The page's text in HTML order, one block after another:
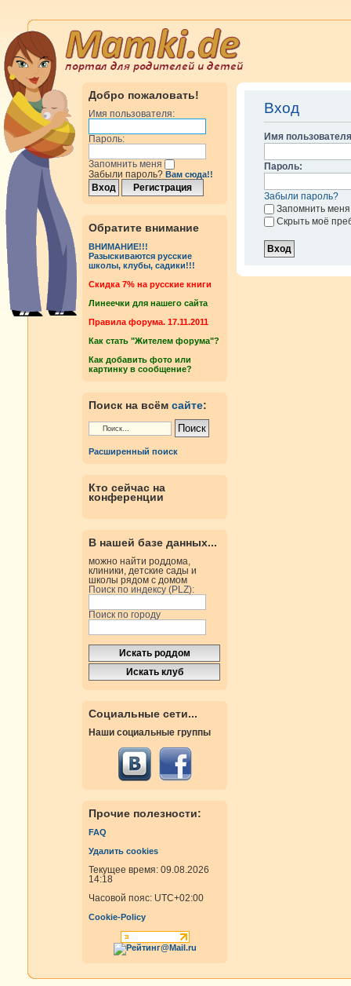
Добро пожаловать!
Имя пользователя:
Пароль:
Запомнить меня
Забыли пароль? Вам сюда!!
Обратите внимание
ВНИМАНИЕ!!!
Разыскиваются русские
школы, клубы, садики!!!
Cкидка 7% на русские книги
Линеечки для нашего сайта
Правила форума. 17.11.2011
Как стать "Жителем форума"?
Как добавить фото или
картинку в сообщение?
Поиск на всём сайте:
Расширенный поиск
Кто сейчас на
конференции
В нашей базе данных...
можно найти роддома,
клиники, детские сады и
школы рядом с домом
Поиск по индексу (PLZ):
Поиск по городу
Социальные сети...
Наши социальные группы
Прочие полезности:
FAQ
Удалить cookies
Текущее время: 09.08.2026
14:18
Часовой пояс: UTC+02:00
Cookie-Policy
Вход
Имя
Пароль:
Забыли пароль?
Запомнить меня
Скрыть моё